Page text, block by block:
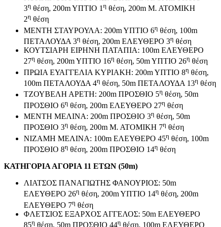
3η θέση, 200m YΠTIO 1 η θέση, 200m Μ. ΑΤΟΜΙΚΗ
2η θέση
ΜΕΝΤΗ ΣΤΑΥΡΟΥΛΑ: 200m YΠTIO 6η θέση, 100m
ΠΕΤΑΛΟΥΔΑ 3η θέση, 200m ΕΛΕΥΘΕΡΟ 3η θέση
ΚΟΥΤΣΙΑΡΗ ΕΙΡΗΝΗ ΠΑΤΑΠΙΑ: 100m ΕΛΕΥΘΕΡΟ
27η θέση, 200m YΠTIO 16η θέση, 50m YΠTIO 26η θέση
ΠΡΩΙΑ ΕΥΑΓΓΕΛΙΑ ΚΥΡΙΑΚΗ: 200m YΠTIO 8η θέση,
100m ΠΕΤΑΛΟΥΔΑ 4η θέση, 50m ΠΕΤΑΛΟΥΔΑ 13η θέση
ΤΖΟΥΒΕΛΗ ΑΡΕΤΗ: 200m ΠΡΟΣΘΙΟ 5η θέση, 50m
ΠΡΟΣΘΙΟ 6η θέση, 200m ΕΛΕΥΘΕΡΟ 27η θέση
ΜΕΝΤΗ ΜΕΛΙΝΑ: 200m ΠΡΟΣΘΙΟ 3η θέση, 50m
ΠΡΟΣΘΙΟ 3η θέση, 200m Μ. ΑΤΟΜΙΚΗ 7η θέση
ΝΙΖΑΜΗ ΜΕΛΙΝΑ: 100m ΕΛΕΥΘΕΡΟ 45η θέση, 100m
ΠΡΟΣΘΙΟ 8η θέση, 200m ΠΡΟΣΘΙΟ 14η θέση
ΚΑΤΗΓΟΡΙΑ ΑΓΟΡΙΑ 11 ΕΤΩΝ (50m)
ΛΙΑΤΣΟΣ ΠΑΝΑΓΙΩΤΗΣ ΦΑΝΟΥΡΙΟΣ: 50m
ΕΛΕΥΘΕΡΟ 26η θέση, 200m YΠTIO 14η θέση, 200m
ΕΛΕΥΘΕΡΟ 7η θέση
ΦΛΕΤΣΙΟΣ ΕΞΑΡΧΟΣ ΑΓΓΕΛΟΣ: 50m ΕΛΕΥΘΕΡΟ
85η θέση, 50m ΠΡΟΣΘΙΟ 44η θέση, 100m ΕΛΕΥΘΕΡΟ